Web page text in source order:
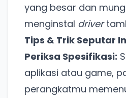
yang besar dan
menginstal driver
Tips & Trik Seputar
Periksa Spesifikasi:
aplikasi atau game,
perangkatmu